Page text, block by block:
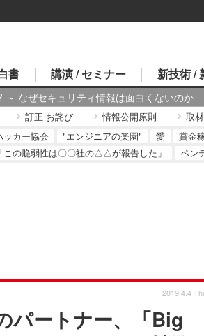
～ なぜセキュリティ情報は面白くないのか
書 講演 / セミナー 新技術 /
訂正 お詫び 情報公開原則 取
ッカー協会 "エンジニアの楽園" 愛 賞金
「この脆弱性は〇〇社の△△が報告した」
ペン
パートナー、「Big
2019.4.4